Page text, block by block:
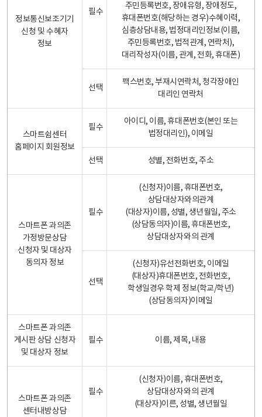
정보통신보조기기
신청 및 수혜자
정보
필수
주민등록번호, 장애유형, 장애정도,
휴대폰번호(해당하는 경우)수혜이력,
심층상담내용, 법정대리인정보(이름,
주민등록번호, 법적관계, 연락처),
대리작성자(이름, 관계, 전화, 휴대폰)
선택
팩스번호, 부재시연락처, 청각장애인
대리인 연락처
스마트쉼센터
홈페이지 회원정보
필수
아이디, 이름, 휴대폰번호(본인 또는
법정대리인), 이메일
선택 성별, 전화번호, 주소
스마트폰 과의존
가정방문상담
신청자 및 대상자
동의자 정보
필수
(신청자)이름, 휴대폰번호,
상담대상자와의관계
(대상자)이름, 성별, 생년월일, 주소
(상담동의자)이름, 휴대폰번호,
상담대상자와의 관계
선택
(신청자)유선전화번호, 이메일
(대상자)휴대폰번호, 전화번호,
학생일경우 학제 정보(학교/학년)
(상담동의자)이메일
스마트폰 과의존
게시판 상담 신청자
및 대상자 정보
필수 이름, 제목, 내용
스마트폰 과의존
센터내방상담
필수
(신청자)이름, 휴대폰번호,
상담대상자와의 관계
(대상자)이른, 성별, 생년월일